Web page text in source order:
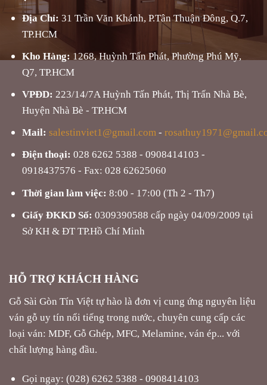
Địa Chỉ: 31 Trần Văn Khánh, P.Tân Thuận Đông, Q.7,
TP.HCM
Kho Hàng: 1268, Huỳnh Tấn Phát, Phường Phú Mỹ,
Q7, TP.HCM
VPĐD: 223/14/7A Huỳnh Tấn Phát, Thị Trấn Nhà Bè,
Huyện Nhà Bè - TP.HCM
Mail: salestinviet1@gmail.com -
Điện thoại: 028 6262 5388 - 0908414103 -
0918437576 - Fax: 028 62625060
Thời gian làm việc: 8:00 - 17:00 (Th 2 - Th7)
Giấy ĐKKD Số: 0309390588 cấp ngày 04/09/2009 tại
Sở KH & ĐT TP.Hồ Chí Minh
HỖ TRỢ KHÁCH HÀNG
Gỗ Sài Gòn Tín Việt tự hào là đơn vị cung ứng nguyên liệu
ván gỗ uy tín nổi tiếng trong nước, chuyên cung cấp các
loại ván: MDF, Gỗ Ghép, MFC, Melamine, ván ép... với
chất lượng hàng đầu.
Gọi ngay: (028) 6262 5388 - 0908414103